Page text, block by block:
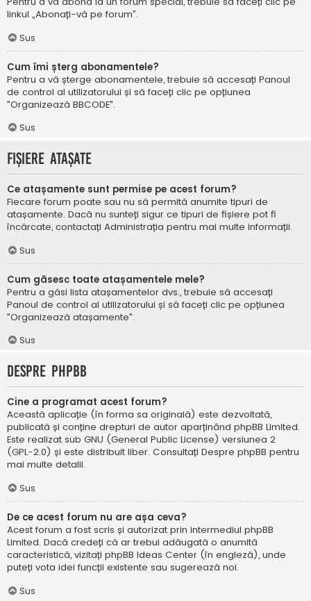
linkul „Abonați-vă pe forum”.
Sus
Cum îmi șterg abonamentele?
Pentru a vă șterge abonamentele, trebuie să accesați Panoul
de control al utilizatorului și să faceți clic pe opțiunea
"Organizează BBCODE".
Sus
Fișiere atașate
Ce atașamente sunt permise pe acest forum?
Fiecare forum poate sau nu să permită anumite tipuri de
atașamente. Dacă nu sunteți sigur ce tipuri de fișiere pot fi
încărcate, contactați Administrația pentru mai multe informații.
Sus
Cum găsesc toate atașamentele mele?
Pentru a găsi lista atașamentelor dvs., trebuie să accesați
Panoul de control al utilizatorului și să faceți clic pe opțiunea
"Organizează atașamente".
Sus
Despre phpBB
Cine a programat acest forum?
Această aplicație (în forma sa originală) este dezvoltată,
publicată și conține drepturi de autor aparținând phpBB Limited.
Este realizat sub GNU (General Public License) versiunea 2
(GPL-2.0) și este distribuit liber. Consultați Despre phpBB pentru
mai multe detalii.
Sus
De ce acest forum nu are așa ceva?
Acest forum a fost scris și autorizat prin intermediul phpBB
Limited. Dacă credeți că ar trebui adăugată o anumită
caracteristică, vizitați phpBB Ideas Center (în engleză), unde
puteți vota idei funcții existente sau sugerează noi.
Sus